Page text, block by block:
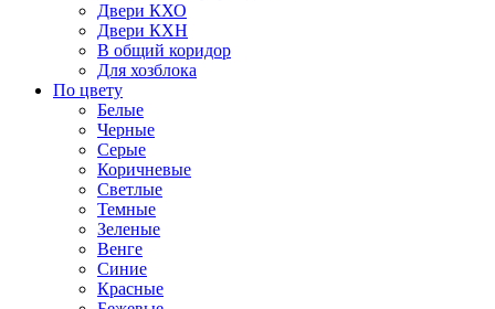
Двери КХО
Двери КХН
В общий коридор
Для хозблока
По цвету
Белые
Черные
Серые
Коричневые
Светлые
Темные
Зеленые
Венге
Синие
Красные